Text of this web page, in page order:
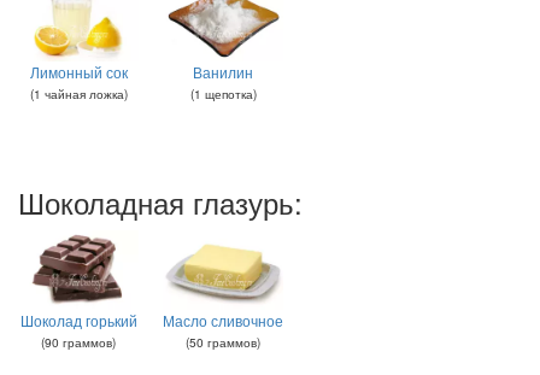
Лимонный сок
(1 чайная ложка)
Ванилин
(1 щепотка)
Шоколадная глазурь:
Шоколад горький
(90 граммов)
Масло сливочное
(50 граммов)